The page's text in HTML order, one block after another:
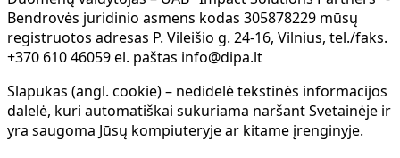
Bendrovės juridinio asmens kodas 305878229 mūsų
registruotos adresas P. Vileišio g. 24-16, Vilnius, tel./faks.
+370 610 46059 el. paštas info@dipa.lt
Slapukas (angl. cookie)– nedidelė tekstinės informacijos
dalelė, kuri automatiškai sukuriama naršant Svetainėje ir
yra saugoma Jūsų kompiuteryje ar kitame įrenginyje.